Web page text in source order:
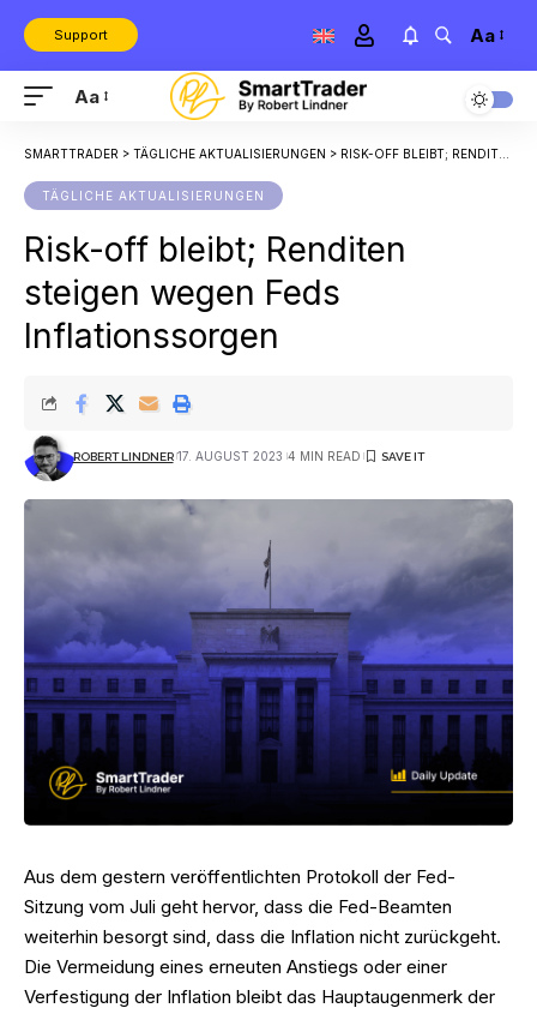
Support Aa
Aa
SMARTTRADER > TÄGLICHE AKTUALISIERUNGEN > RISK-OFF BLEIBT; RENDITEN STEIGEN WEGEN FEDS INFLATIONSSORGEN
TÄGLICHE AKTUALISIERUNGEN
Risk-off bleibt; Renditen
steigen wegen Feds
Inflationssorgen
ROBERT LINDNER 17. AUGUST 2023 4 MIN READ
Aus dem gestern veröffentlichten Protokoll der Fed-
Sitzung vom Juli geht hervor, dass die Fed-Beamten
weiterhin besorgt sind, dass die Inflation nicht zurückgeht.
Die Vermeidung eines erneuten Anstiegs oder einer
Verfestigung der Inflation bleibt das Hauptaugenmerk der